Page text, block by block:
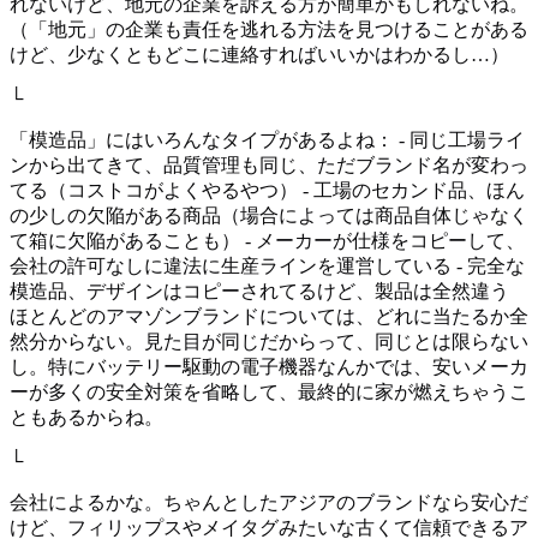
（「地元」の企業も責任を逃れる方法を見つけることがある
けど、少なくともどこに連絡すればいいかはわかるし…）
└
「模造品」にはいろんなタイプがあるよね： - 同じ工場ライ
ンから出てきて、品質管理も同じ、ただブランド名が変わっ
てる（コストコがよくやるやつ） - 工場のセカンド品、ほん
の少しの欠陥がある商品（場合によっては商品自体じゃなく
て箱に欠陥があることも） - メーカーが仕様をコピーして、
会社の許可なしに違法に生産ラインを運営している - 完全な
模造品、デザインはコピーされてるけど、製品は全然違う
ほとんどのアマゾンブランドについては、どれに当たるか全
然分からない。見た目が同じだからって、同じとは限らない
し。特にバッテリー駆動の電子機器なんかでは、安いメーカ
ーが多くの安全対策を省略して、最終的に家が燃えちゃうこ
ともあるからね。
└
会社によるかな。ちゃんとしたアジアのブランドなら安心だ
けど、フィリップスやメイタグみたいな古くて信頼できるア